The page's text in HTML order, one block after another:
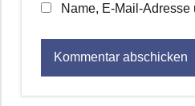
Name, E-Mail-